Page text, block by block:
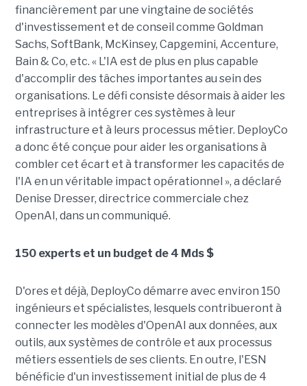
financièrement par une vingtaine de sociétés
d'investissement et de conseil comme Goldman
Sachs, SoftBank, McKinsey, Capgemini, Accenture,
Bain & Co, etc. « L'IA est de plus en plus capable
d'accomplir des tâches importantes au sein des
organisations. Le défi consiste désormais à aider les
entreprises à intégrer ces systèmes à leur
infrastructure et à leurs processus métier. DeployCo
a donc été conçue pour aider les organisations à
combler cet écart et à transformer les capacités de
l'IA en un véritable impact opérationnel », a déclaré
Denise Dresser, directrice commerciale chez
OpenAI, dans un communiqué.
150 experts et un budget de 4 Mds $
D'ores et déjà, DeployCo démarre avec environ 150
ingénieurs et spécialistes, lesquels contribueront à
connecter les modèles d'OpenAI aux données, aux
outils, aux systèmes de contrôle et aux processus
métiers essentiels de ses clients. En outre, l'ESN
bénéficie d'un investissement initial de plus de 4